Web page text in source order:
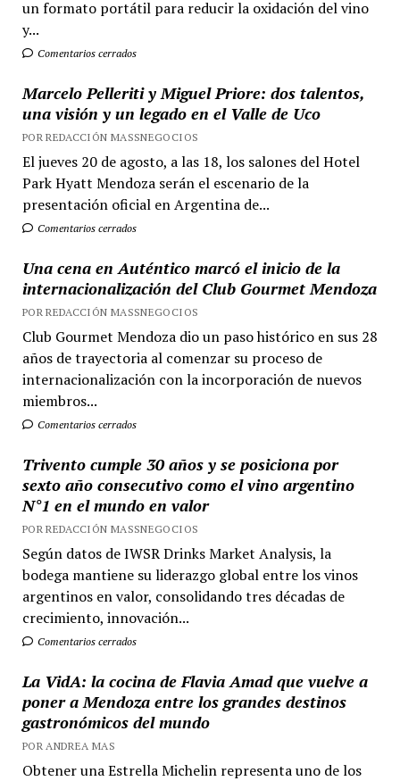
un formato portátil para reducir la oxidación del vino
y...
Comentarios cerrados
Marcelo Pelleriti y Miguel Priore: dos talentos,
una visión y un legado en el Valle de Uco
POR REDACCIÓN MASSNEGOCIOS
El jueves 20 de agosto, a las 18, los salones del Hotel
Park Hyatt Mendoza serán el escenario de la
presentación oficial en Argentina de...
Comentarios cerrados
Una cena en Auténtico marcó el inicio de la
internacionalización del Club Gourmet Mendoza
POR REDACCIÓN MASSNEGOCIOS
Club Gourmet Mendoza dio un paso histórico en sus 28
años de trayectoria al comenzar su proceso de
internacionalización con la incorporación de nuevos
miembros...
Comentarios cerrados
Trivento cumple 30 años y se posiciona por
sexto año consecutivo como el vino argentino
N°1 en el mundo en valor
POR REDACCIÓN MASSNEGOCIOS
Según datos de IWSR Drinks Market Analysis, la
bodega mantiene su liderazgo global entre los vinos
argentinos en valor, consolidando tres décadas de
crecimiento, innovación...
Comentarios cerrados
La VidA: la cocina de Flavia Amad que vuelve a
poner a Mendoza entre los grandes destinos
gastronómicos del mundo
POR ANDREA MAS
Obtener una Estrella Michelin representa uno de los